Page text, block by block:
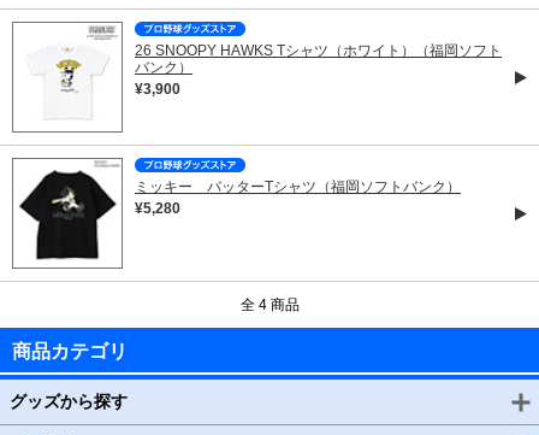
26 SNOOPY HAWKS Tシャツ（ホワイト）（福岡ソフト
バンク）
¥3,900
ミッキー バッターTシャツ（福岡ソフトバンク）
¥5,280
全 4 商品
商品カテゴリ
グッズから探す